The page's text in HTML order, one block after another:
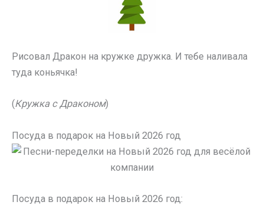
Рисовал Дракон на кружке дружка. И тебе наливала
туда коньячка!
(Кружка с Драконом)
Посуда в подарок на Новый 2026 год
Посуда в подарок на Новый 2026 год: